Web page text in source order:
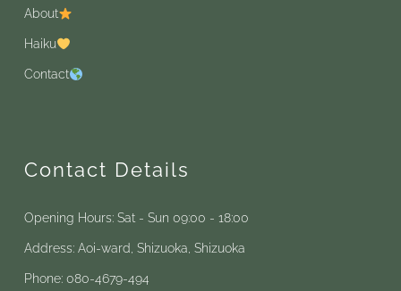
About
Haiku
Contact
Contact Details
Opening Hours: Sat - Sun 09:00 - 18:00
Address: Aoi-ward, Shizuoka, Shizuoka
Phone: 080-4679-494